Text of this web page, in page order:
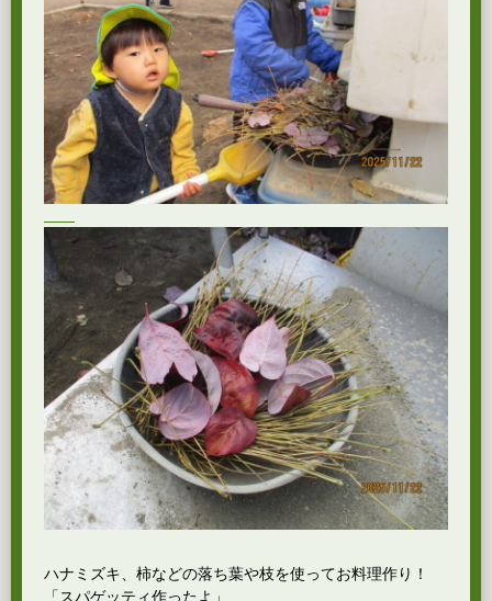
ハナミズキ、柿などの落ち葉や枝を使ってお料理作り！
「スパゲッティ作ったよ」